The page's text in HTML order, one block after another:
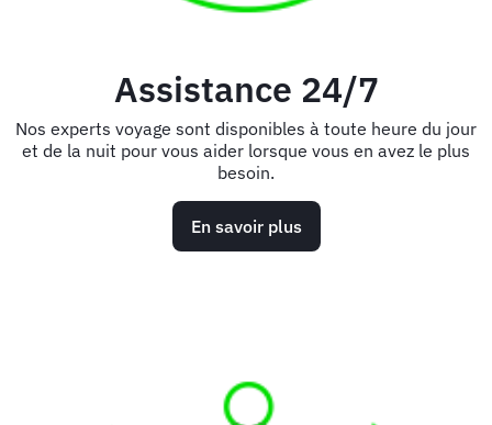
Assistance 24/7
Nos experts voyage sont disponibles à toute heure du jour
et de la nuit pour vous aider lorsque vous en avez le plus
besoin.
En savoir plus